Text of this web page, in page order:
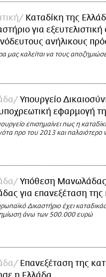
Καταδίκη της
για
ανήλικους
μας καλείται να τους
Υπουργείο
εφαρμογή
επισημαίνει πως η
προ του 2013 και παλαιότερο
Υπόθεση
για επανεξέταση της
Δικαστήριο έχει
άνω των 500.000 ευρώ
Επανεξέταση της